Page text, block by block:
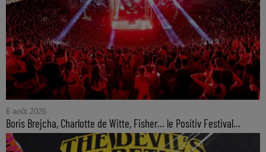
6 août 2026
Boris Brejcha, Charlotte de Witte, Fisher… le Positiv Festival...